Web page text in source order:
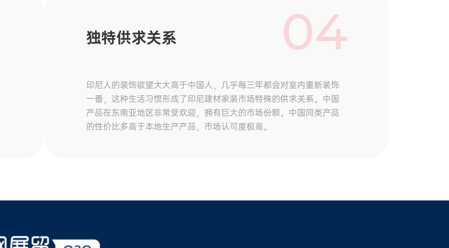
04
独特供求关系
印尼人的装饰欲望大大高于中国人，几乎每三年都会对室内重新装饰
一番，这种生活习惯形成了印尼建材家装市场特殊的供求关系。中国
产品在东南亚地区非常受欢迎，拥有巨大的市场份额。中国同类产品
的性价比多高于本地生产产品，市场认可度极高。